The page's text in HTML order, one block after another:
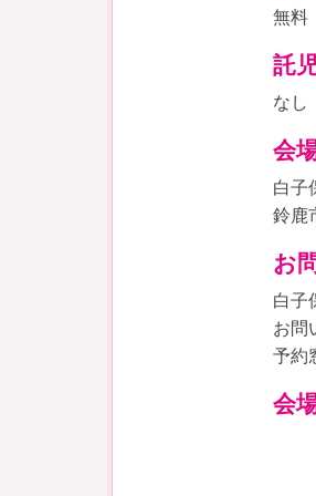
無料
託
なし
会
白子
鈴鹿
お
白子
お問
予約
会